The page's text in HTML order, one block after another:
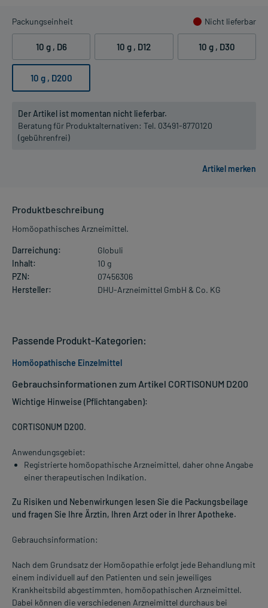
Packungseinheit Nicht lieferbar
10 g , D6 10 g , D12 10 g , D30
10 g , D200
Der Artikel ist momentan nicht lieferbar.
Beratung für Produktalternativen: Tel. 03491-8770120
(gebührenfrei)
Produktbeschreibung
Homöopathisches Arzneimittel.
Darreichung:
Globuli
Inhalt:
10 g
PZN:
07456306
Hersteller:
DHU-Arzneimittel GmbH & Co. KG
Gebrauchsinformationen zum Artikel CORTISONUM D200
Wichtige Hinweise (Pflichtangaben):
CORTISONUM D200.
Anwendungsgebiet:
Registrierte homöopathische Arzneimittel, daher ohne Angabe
einer therapeutischen Indikation.
Zu Risiken und Nebenwirkungen lesen Sie die Packungsbeilage
und fragen Sie Ihre Ärztin, Ihren Arzt oder in Ihrer Apotheke.
Gebrauchsinformation:
Nach dem Grundsatz der Homöopathie erfolgt jede Behandlung mit
einem individuell auf den Patienten und sein jeweiliges
Krankheitsbild abgestimmten, homöopathischen Arzneimittel.
Dabei können die verschiedenen Arzneimittel durchaus bei
Passende Produkt-Kategorien:
Homöopathische Einzelmittel